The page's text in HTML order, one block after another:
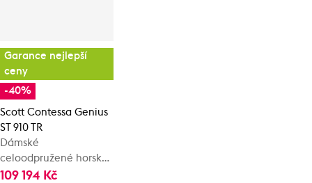
Garance nejlepší
ceny
-40%
Scott Contessa Genius
ST 910 TR
Dámské
celoodpružené horské
kolo
109 194 Kč